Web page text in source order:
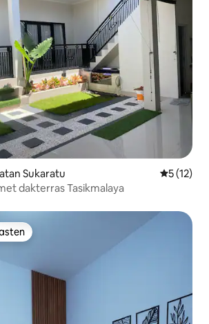
Sukaratu
5 (12)
dakterras Tasikmalaya